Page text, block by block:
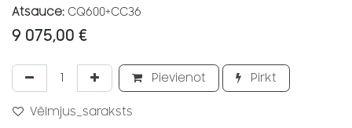
Atsauce: CQ600+CC36
9 075,00 €
Pievienot Pirkt
Vēlmjus_saraksts